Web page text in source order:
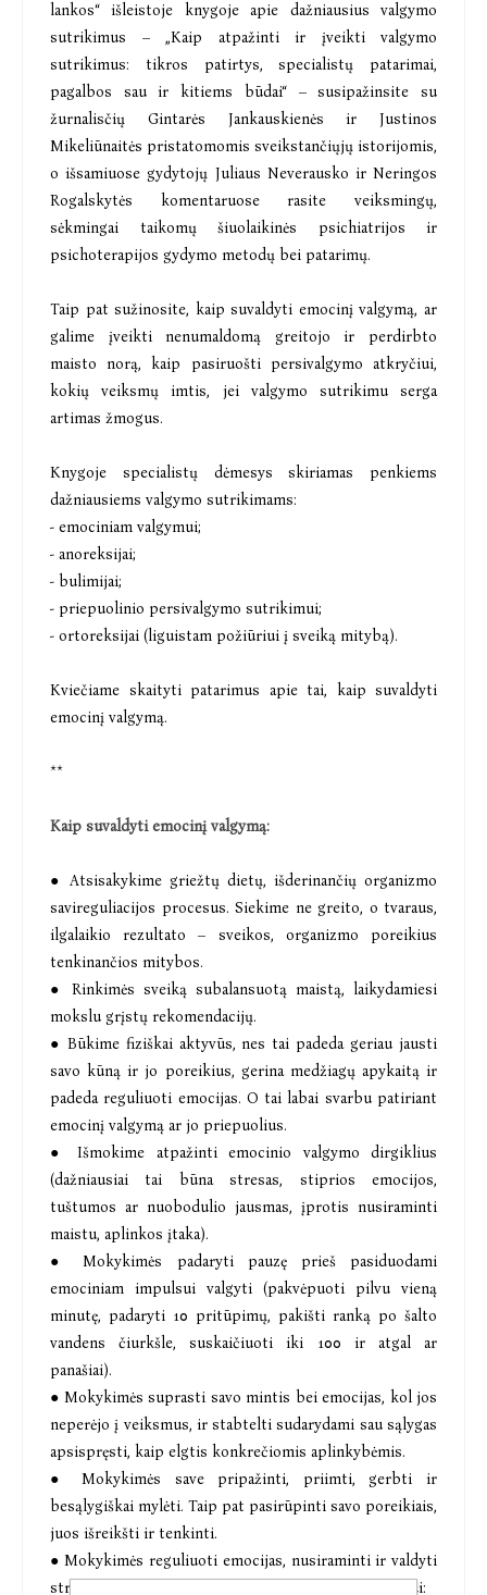
lankos“ išleistoje knygoje apie dažniausius valgymo
sutrikimus – „Kaip atpažinti ir įveikti valgymo
sutrikimus: tikros patirtys, specialistų patarimai,
pagalbos sau ir kitiems būdai“ – susipažinsite su
žurnalisčių Gintarės Jankauskienės ir Justinos
Mikeliūnaitės pristatomomis sveikstančiųjų istorijomis,
o išsamiuose gydytojų Juliaus Neverausko ir Neringos
Rogalskytės komentaruose rasite veiksmingų,
sėkmingai taikomų šiuolaikinės psichiatrijos ir
psichoterapijos gydymo metodų bei patarimų.
Taip pat sužinosite, kaip suvaldyti emocinį valgymą, ar
galime įveikti nenumaldomą greitojo ir perdirbto
maisto norą, kaip pasiruošti persivalgymo atkryčiui,
kokių veiksmų imtis, jei valgymo sutrikimu serga
artimas žmogus.
Knygoje specialistų dėmesys skiriamas penkiems
dažniausiems valgymo sutrikimams:
- emociniam valgymui;
- anoreksijai;
- bulimijai;
- priepuolinio persivalgymo sutrikimui;
- ortoreksijai (liguistam požiūriui į sveiką mitybą).
Kviečiame skaityti patarimus apie tai, kaip suvaldyti
emocinį valgymą.
**
Kaip suvaldyti emocinį valgymą:
● Atsisakykime griežtų dietų, išderinančių organizmo
savireguliacijos procesus. Siekime ne greito, o tvaraus,
ilgalaikio rezultato – sveikos, organizmo poreikius
tenkinančios mitybos.
● Rinkimės sveiką subalansuotą maistą, laikydamiesi
mokslu grįstų rekomendacijų.
● Būkime fiziškai aktyvūs, nes tai padeda geriau jausti
savo kūną ir jo poreikius, gerina medžiagų apykaitą ir
padeda reguliuoti emocijas. O tai labai svarbu patiriant
emocinį valgymą ar jo priepuolius.
● Išmokime atpažinti emocinio valgymo dirgiklius
(dažniausiai tai būna stresas, stiprios emocijos,
tuštumos ar nuobodulio jausmas, įprotis nusiraminti
maistu, aplinkos įtaka).
● Mokykimės padaryti pauzę prieš pasiduodami
emociniam impulsui valgyti (pakvėpuoti pilvu vieną
minutę, padaryti 10 pritūpimų, pakišti ranką po šalto
vandens čiurkšle, suskaičiuoti iki 100 ir atgal ar
panašiai).
● Mokykimės suprasti savo mintis bei emocijas, kol jos
neperėjo į veiksmus, ir stabtelti sudarydami sau sąlygas
apsispręsti, kaip elgtis konkrečiomis aplinkybėmis.
● Mokykimės save pripažinti, priimti, gerbti ir
besąlygiškai mylėti. Taip pat pasirūpinti savo poreikiais,
juos išreikšti ir tenkinti.
● Mokykimės reguliuoti emocijas, nusiraminti ir valdyti
stresą kaip priemonės nevartodami maisto. Pavyzdžiui: